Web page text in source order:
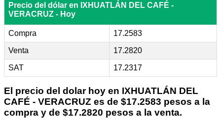
Precio del dólar en IXHUATLÁN DEL CAFÉ -
VERACRUZ - Hoy
Compra 17.2583
Venta 17.2820
SAT 17.2317
El precio del dolar hoy en IXHUATLÁN DEL
CAFÉ - VERACRUZ es de $17.2583 pesos a la
compra y de $17.2820 pesos a la venta.